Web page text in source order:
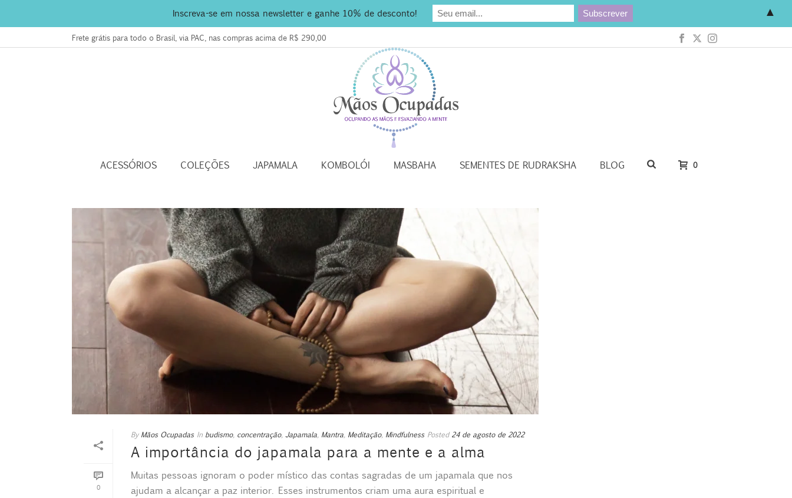
Frete grátis para todo o Brasil, via PAC, nas compras acima de R$ 290,00
ACESSÓRIOS COLEÇÕES JAPAMALA KOMBOLÓI MASBAHA SEMENTES DE RUDRAKSHA BLOG 0
0
By Mãos Ocupadas In budismo, concentração, Japamala, Mantra, Meditação, Mindfulness Posted 24 de agosto de 2022
A importância do japamala para a mente e a alma
Muitas pessoas ignoram o poder místico das contas sagradas de um japamala que nos
ajudam a alcançar a paz interior. Esses instrumentos criam uma aura espiritual e
Inscreva-se em nossa newsletter e ganhe 10% de desconto! ▲